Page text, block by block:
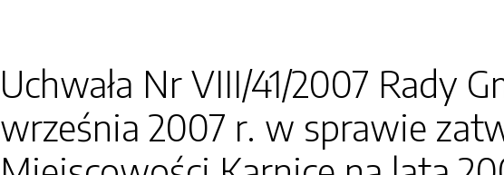
Uchwała Nr VIII/41/2007 Rady
września 2007 r. w sprawie